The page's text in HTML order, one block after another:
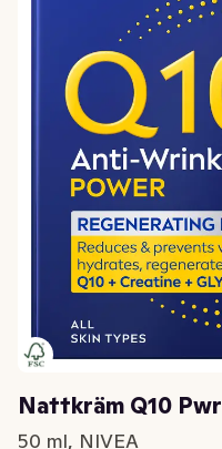
Nattkräm Q10 Pwr
50 ml, NIVEA